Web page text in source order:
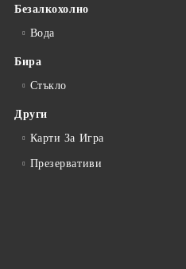
Безалкохолно
Вода
Бира
Стъкло
Други
Карти За Игра
Презервативи